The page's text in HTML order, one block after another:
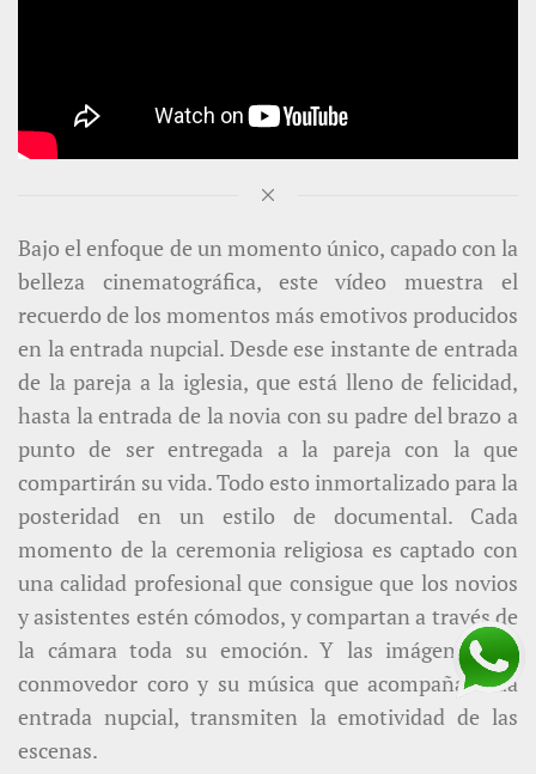
Bajo el enfoque de un momento único, capado con la
belleza cinematográfica, este vídeo muestra el
recuerdo de los momentos más emotivos producidos
en la entrada nupcial. Desde ese instante de entrada
de la pareja a la iglesia, que está lleno de felicidad,
hasta la entrada de la novia con su padre del brazo a
punto de ser entregada a la pareja con la que
compartirán su vida. Todo esto inmortalizado para la
posteridad en un estilo de documental. Cada
momento de la ceremonia religiosa es captado con
una calidad profesional que consigue que los novios
y asistentes estén cómodos, y compartan a través de
la cámara toda su emoción. Y las imágenes del
conmovedor coro y su música que acompaña cada
entrada nupcial, transmiten la emotividad de las
escenas.